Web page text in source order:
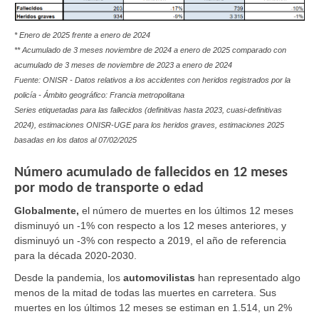
*Enero de 2025 frente a enero de 2024
**Acumulado de 3 meses noviembre de 2024 a enero de 2025 comparado con
acumulado de 3 meses de noviembre de 2023 a enero de 2024
Fuente: ONISR - Datos relativos a los accidentes con heridos registrados por la
policía - Ámbito geográfico: Francia metropolitana
Series etiquetadas para las fallecidos (definitivas hasta 2023, cuasi-definitivas
2024), estimaciones ONISR-UGE para los heridos graves, estimaciones 2025
basadas en los datos al 07/02/2025
Número acumulado de fallecidos en 12 meses
por modo de transporte o edad
Globalmente, el número de muertes en los últimos 12 meses
disminuyó un -1% con respecto a los 12 meses anteriores, y
disminuyó un -3% con respecto a 2019, el año de referencia
para la década 2020-2030.
Desde la pandemia, los automovilistas han representado algo
menos de la mitad de todas las muertes en carretera. Sus
muertes en los últimos 12 meses se estiman en 1.514, un 2%